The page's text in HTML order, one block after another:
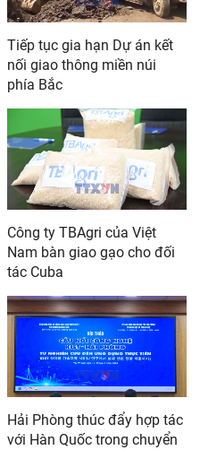
Tiếp tục gia hạn Dự án kết
nối giao thông miền núi
phía Bắc
Công ty TBAgri của Việt
Nam bàn giao gạo cho đối
tác Cuba
Hải Phòng thúc đẩy hợp tác
với Hàn Quốc trong chuyển